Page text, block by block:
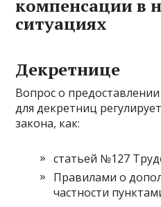
компенсации в
ситуациях
Декретнице
Вопрос о
для декретниц
закона, как:
статьей №127
Правилами о
частности